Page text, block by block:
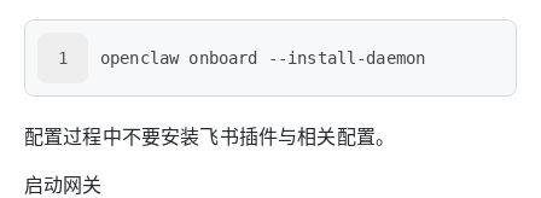
1 openclaw onboard --install-daemon
配置过程中不要安装飞书插件与相关配置。
启动网关